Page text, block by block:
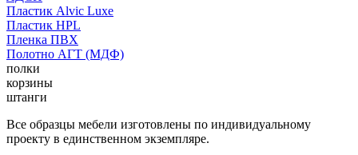
Пластик Alvic Luxe
Пластик HPL
Пленка ПВХ
Полотно АГТ (МДФ)
полки
корзины
штанги
Все образцы мебели изготовлены по индивидуальному
проекту в единственном экземпляре.